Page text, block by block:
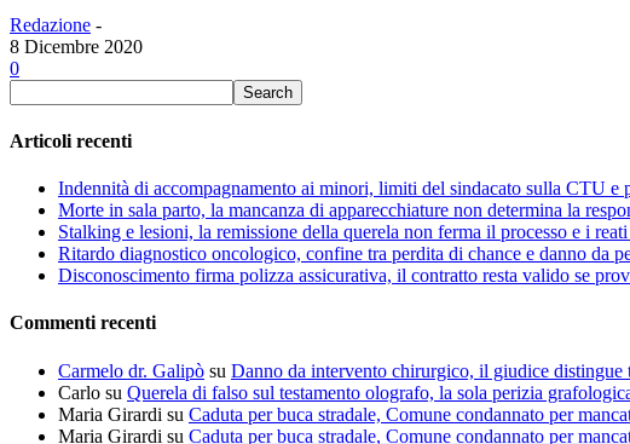
Redazione -
8 Dicembre 2020
0
Articoli recenti
Indennità di accompagnamento ai minori, limiti del sindacato sulla CTU e
Morte in sala parto, la mancanza di apparecchiature non determina la
Stalking e lesioni, la remissione della querela non ferma il processo e i
Ritardo diagnostico oncologico, confine tra perdita di chance e danno da
Disconoscimento firma polizza assicurativa, il contratto resta valido se
Commenti recenti
Carmelo dr. Galipò su Danno da intervento chirurgico, il giudice distingue
Carlo su Querela di falso sul testamento olografo, la sola perizia
Maria Girardi su Caduta per buca stradale, Comune condannato per
Maria Girardi su Caduta per buca stradale, Comune condannato per